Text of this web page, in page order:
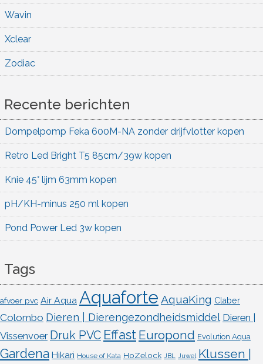
Wavin
Xclear
Zodiac
Recente berichten
Dompelpomp Feka 600M-NA zonder drijfvlotter kopen
Retro Led Bright T5 85cm/39w kopen
Knie 45° lijm 63mm kopen
pH/KH-minus 250 ml kopen
Pond Power Led 3w kopen
Tags
afvoer pvc Air Aqua Aquaforte AquaKing Claber
Colombo Dieren | Dierengezondheidsmiddel Dieren |
Vissenvoer Druk PVC Effast Europond Evolution Aqua
Gardena Hikari House of Kata HoZelock JBL Juwel Klussen |